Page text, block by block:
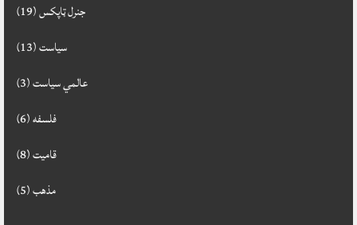
جنرل ټاپکس(19)
سياست(13)
‌عالمي سياست(3)
فلسفه(6)
قاميت(8)
مذهب(5)